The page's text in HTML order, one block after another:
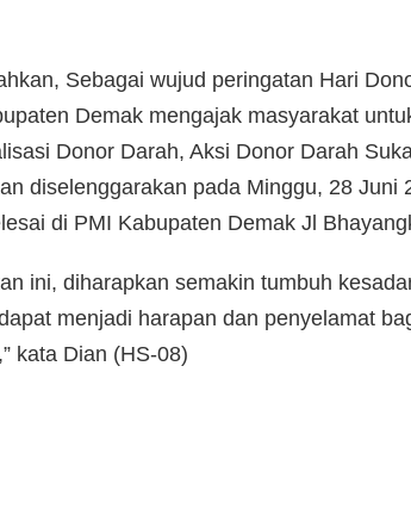
Sebagai wujud peringatan Hari
Demak mengajak masyarakat
Donor Darah, Aksi Donor Darah
diselenggarakan pada Minggu, 28 Juni
di PMI Kabupaten Demak Jl
ini, diharapkan semakin tumbuh
menjadi harapan dan penyelamat
kata Dian (HS-08)